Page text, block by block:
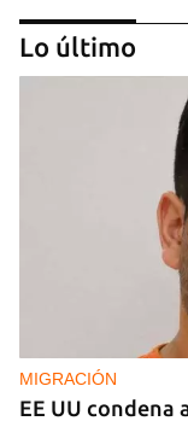
China lanza
gobernanza de
Cuba
Lo último
MIGRACIÓN
EE UU condena